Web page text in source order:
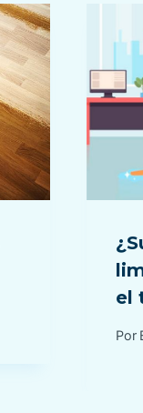
el
Por